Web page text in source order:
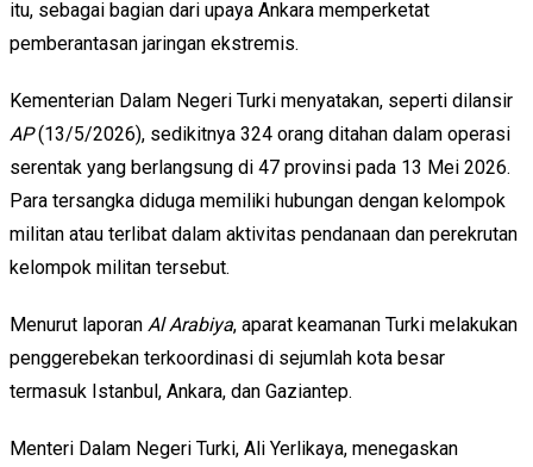
itu, sebagai bagian dari upaya Ankara memperketat
pemberantasan jaringan ekstremis.
Kementerian Dalam Negeri Turki menyatakan, seperti dilansir
AP(13/5/2026), sedikitnya 324 orang ditahan dalam operasi
serentak yang berlangsung di 47 provinsi pada 13 Mei 2026.
Para tersangka diduga memiliki hubungan dengan kelompok
militan atau terlibat dalam aktivitas pendanaan dan perekrutan
kelompok militan tersebut.
Menurut laporan Al Arabiya, aparat keamanan Turki melakukan
penggerebekan terkoordinasi di sejumlah kota besar
termasuk Istanbul, Ankara, dan Gaziantep.
Menteri Dalam Negeri Turki, Ali Yerlikaya, menegaskan